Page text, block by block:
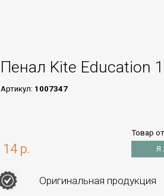
Пенал Kite Education
Артикул: 1007347
14 р.
Товар
Я
Оригинальная продукция